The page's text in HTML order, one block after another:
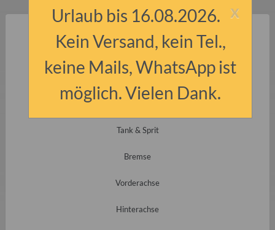
Motor
Getriebe
Zündung
Tank & Sprit
Bremse
Vorderachse
Hinterachse
x
Urlaub bis 16.08.2026.
Kein Versand, kein Tel.,
keine Mails, WhatsApp ist
möglich. Vielen Dank.